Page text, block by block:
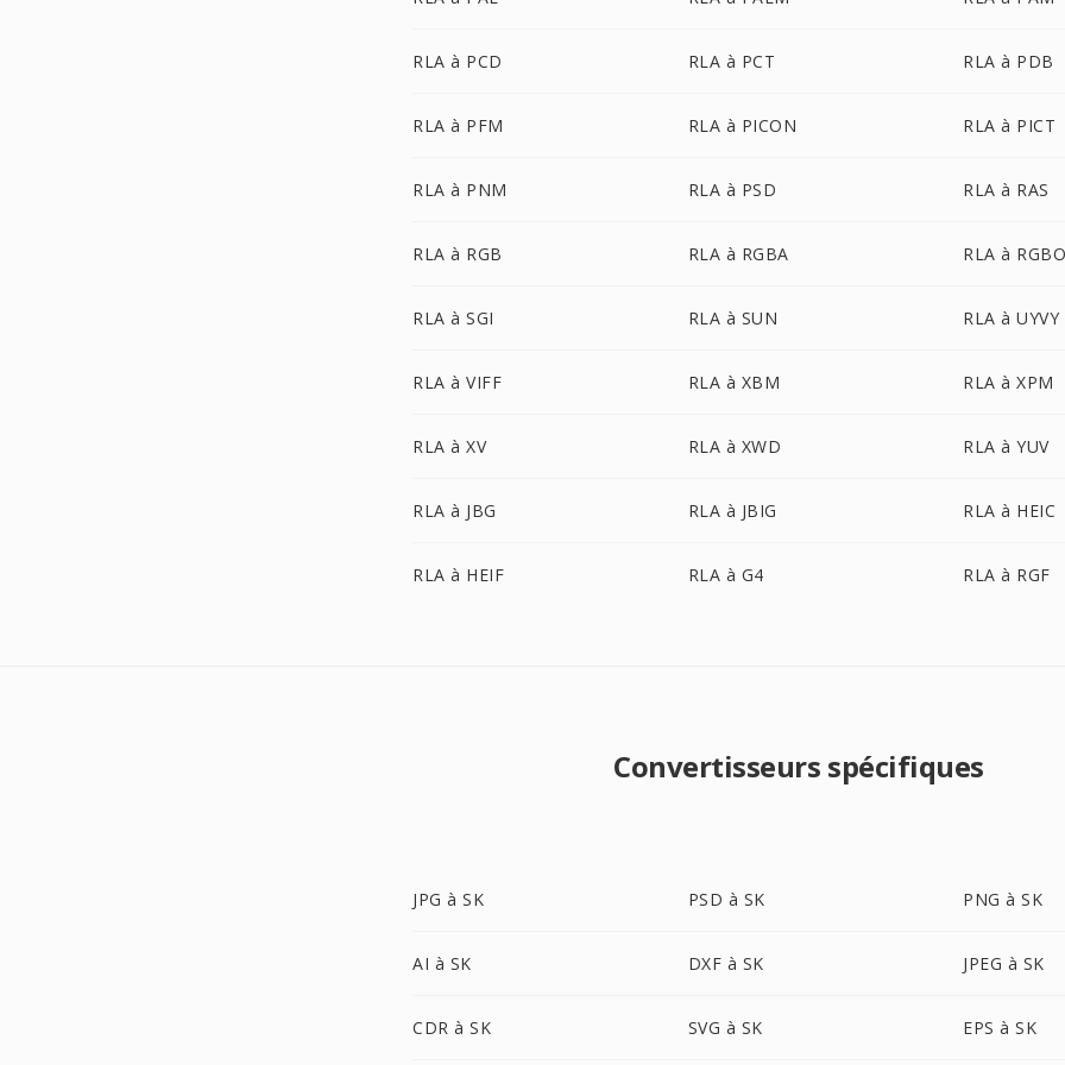
RLA à PCD RLA à PCT RLA à PDB
RLA à PFM RLA à PICON RLA à PICT
RLA à PNM RLA à PSD RLA à RAS
RLA à RGB RLA à RGBA RLA à
RLA à SGI RLA à SUN RLA à UYVY
RLA à VIFF RLA à XBM RLA à XPM
RLA à XV RLA à XWD RLA à YUV
RLA à JBG RLA à JBIG RLA à HEIC
RLA à HEIF RLA à G4 RLA à RGF
Convertisseurs spécifiques
JPG à SK PSD à SK PNG à SK
AI à SK DXF à SK JPEG à SK
CDR à SK SVG à SK EPS à SK